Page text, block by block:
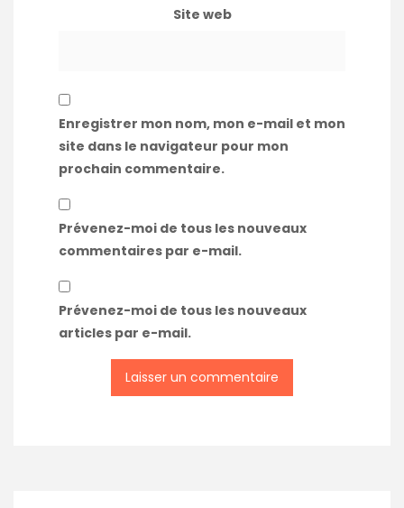
Site web
Enregistrer mon nom, mon e-mail et mon
site dans le navigateur pour mon
prochain commentaire.
Prévenez-moi de tous les nouveaux
commentaires par e-mail.
Prévenez-moi de tous les nouveaux
articles par e-mail.